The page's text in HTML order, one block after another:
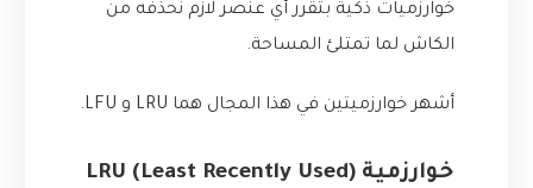
خوارزميات ذكية بتقرر أي عنصر لازم نحذفه من
الكاش لما تمتلئ المساحة.
أشهر خوارزميتين في هذا المجال هما LRU و LFU.
خوارزمية LRU (Least Recently Used)